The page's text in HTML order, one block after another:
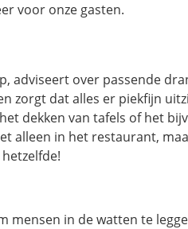
voor onze gasten.
adviseert over passende
zorgt dat alles er piekfijn
dekken van tafels of het
alleen in het restaurant,
mensen in de watten te